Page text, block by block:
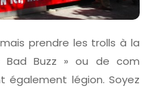
prendre les trolls à la
Bad Buzz » ou de com
également légion. Soyez